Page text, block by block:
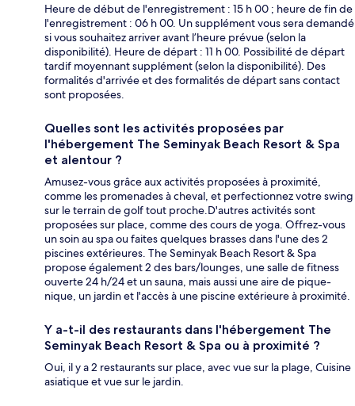
Heure de début de l'enregistrement : 15 h 00 ; heure de fin de
l'enregistrement : 06 h 00. Un supplément vous sera demandé
si vous souhaitez arriver avant l’heure prévue (selon la
disponibilité). Heure de départ : 11 h 00. Possibilité de départ
tardif moyennant supplément (selon la disponibilité). Des
formalités d'arrivée et des formalités de départ sans contact
sont proposées.
Quelles sont les activités proposées par
l'hébergement The Seminyak Beach Resort & Spa
et alentour ?
Amusez-vous grâce aux activités proposées à proximité,
comme les promenades à cheval, et perfectionnez votre swing
sur le terrain de golf tout proche.D'autres activités sont
proposées sur place, comme des cours de yoga. Offrez-vous
un soin au spa ou faites quelques brasses dans l'une des 2
piscines extérieures. The Seminyak Beach Resort & Spa
propose également 2 des bars/lounges, une salle de fitness
ouverte 24 h/24 et un sauna, mais aussi une aire de pique-
nique, un jardin et l'accès à une piscine extérieure à proximité.
Y a-t-il des restaurants dans l'hébergement The
Seminyak Beach Resort & Spa ou à proximité ?
Oui, il y a 2 restaurants sur place, avec vue sur la plage, Cuisine
asiatique et vue sur le jardin.